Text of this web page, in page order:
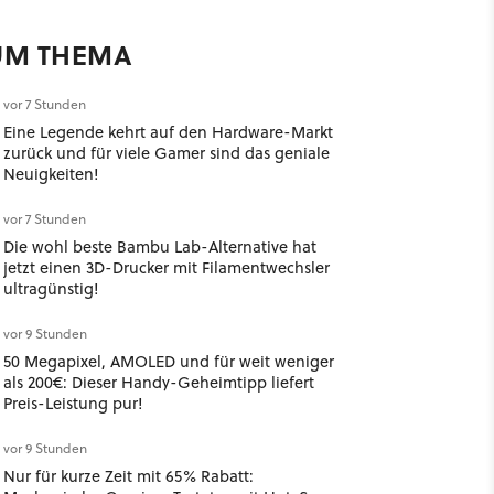
THEMA
vor 7 Stunden
Eine Legende kehrt auf den Hardware-Markt
zurück und für viele Gamer sind das geniale
Neuigkeiten!
vor 7 Stunden
Die wohl beste Bambu Lab-Alternative hat
jetzt einen 3D-Drucker mit Filamentwechsler
ultragünstig!
vor 9 Stunden
50 Megapixel, AMOLED und für weit weniger
als 200€: Dieser Handy-Geheimtipp liefert
Preis-Leistung pur!
vor 9 Stunden
Nur für kurze Zeit mit 65% Rabatt: